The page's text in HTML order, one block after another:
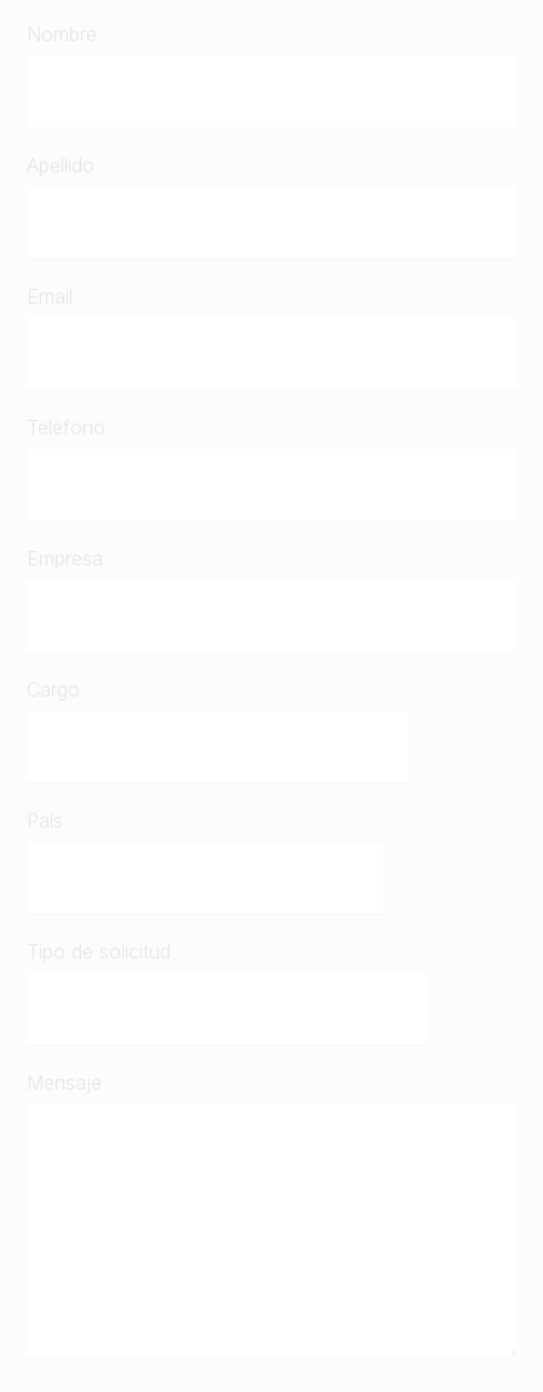
Nombre
Apellido
Email
Teléfono
Empresa
Cargo
País
Tipo de solicitud
Mensaje